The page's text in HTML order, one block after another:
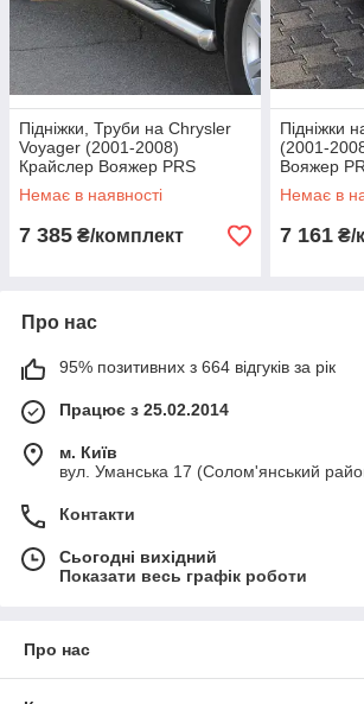
Підніжки, Труби на Chrysler
Voyager (2001-2008)
Крайслер Вояжер PRS
Немає в наявності
7 385 ₴/комплект
Підніжки
(2001-
Вояжер
Немає в
7 161 ₴/
Про нас
95% позитивних з 664 відгуків за рік
Працює з 25.02.2014
м. Київ
вул. Уманська 17 (Солом'янський
Контакти
Сьогодні вихідний
Показати весь графік роботи
Про нас